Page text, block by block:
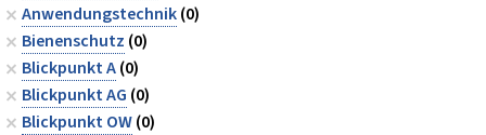
Anwendungstechnik(0)
Bienenschutz (0)
Blickpunkt A(0)
Blickpunkt AG (0)
Blickpunkt OW(0)